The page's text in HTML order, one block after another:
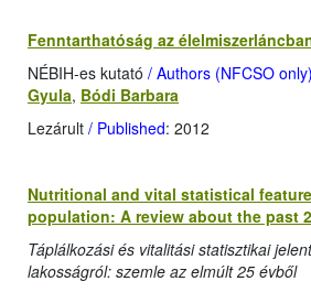
Fenntarthatóság az
NÉBIH-es kutató / Authors (NFCSO only)
Gyula, Bódi Barbara
Lezárult / Published: 2012
Nutritional and vital statistical
population: A review about the past
Táplálkozási és vitalitási statisztikai
lakosságról: szemle az elmúlt 25 évből